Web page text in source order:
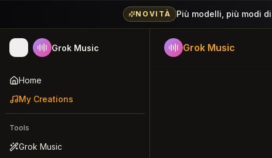
NOVITÀ Più modelli, più modi
Grok Music
Home
My Creations
Tools
Grok Music
Grok Music